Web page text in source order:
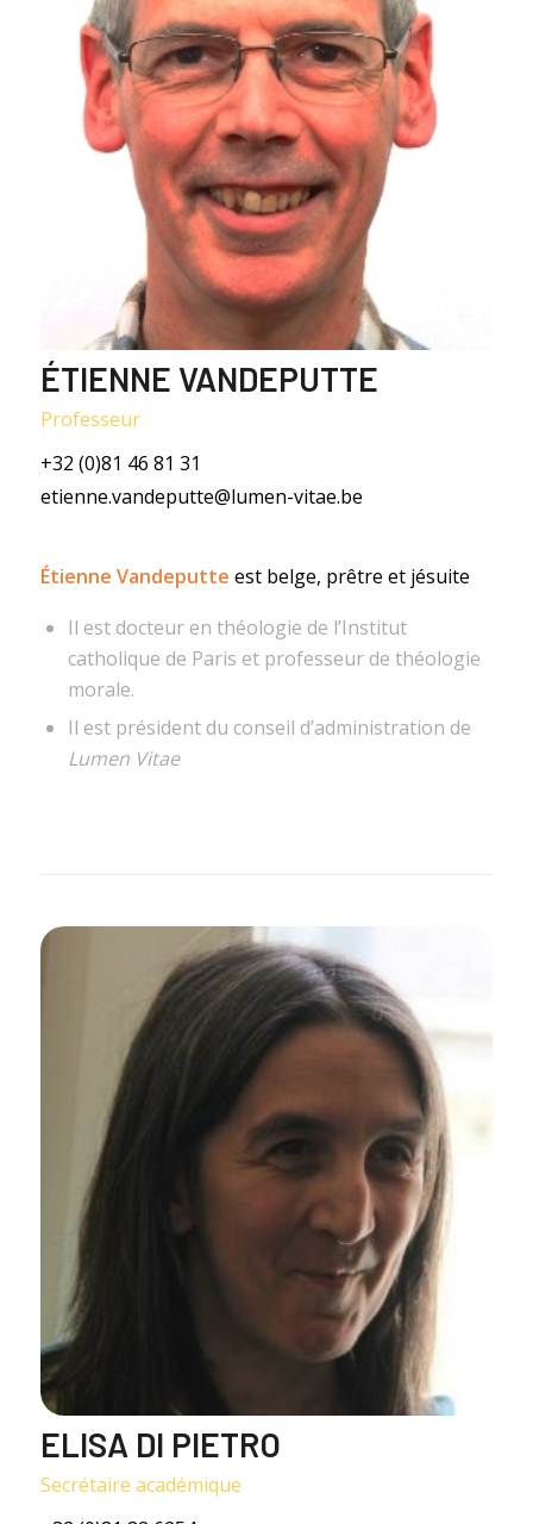
ÉTIENNE VANDEPUTTE
Professeur
+32 (0)81 46 81 31
etienne.vandeputte@lumen-vitae.be
Étienne Vandeputte est belge, prêtre et jésuite
Il est docteur en théologie de l’Institut
catholique de Paris et professeur de théologie
morale.
Il est président du conseil d’administration de
Lumen Vitae
ELISA DI PIETRO
Secrétaire académique